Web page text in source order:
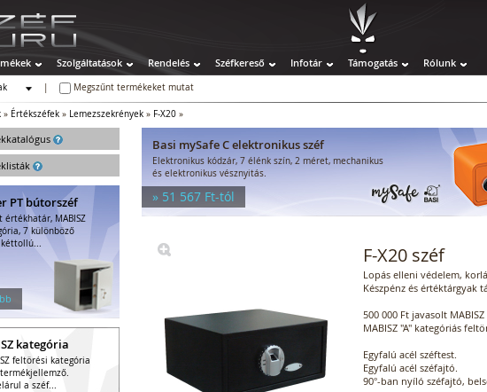
Szolgáltatások Rendelés Széfkereső Infotár Támogatás Rólunk
Megszűnt termékeket mutat
» Értékszéfek » Lemezszekrények » F-X20 »
értékszéfek
széfek
széfek
PT bútorszéf
értékhatár, MABISZ
7 különböző
kategória
feltörési kategória
a széf...
Basi mySafe C elektronikus széf
Elektronikus kódzár, 7 élénk szín, 2 méret, mechanikus
és elektronikus vésznyitás.
» 51 567 Ft-tól
F-X20 széf
Lopás elleni védelem,
Készpénz és értéktárgyak
500 000 Ft javasolt
MABISZ "A" kategóriás
Egyfalú acél széftest.
Egyfalú acél széfajtó.
90°-ban nyíló széfajtó,